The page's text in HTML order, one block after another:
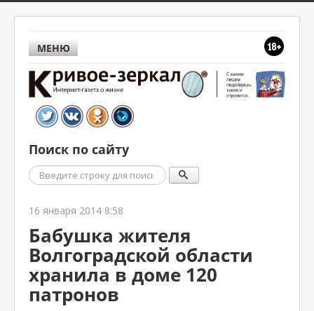
МЕНЮ
Поиск по сайту
Поиск
16 января 2014 8:58
Бабушка жителя
Волгоградской области
хранила в доме 120
патронов